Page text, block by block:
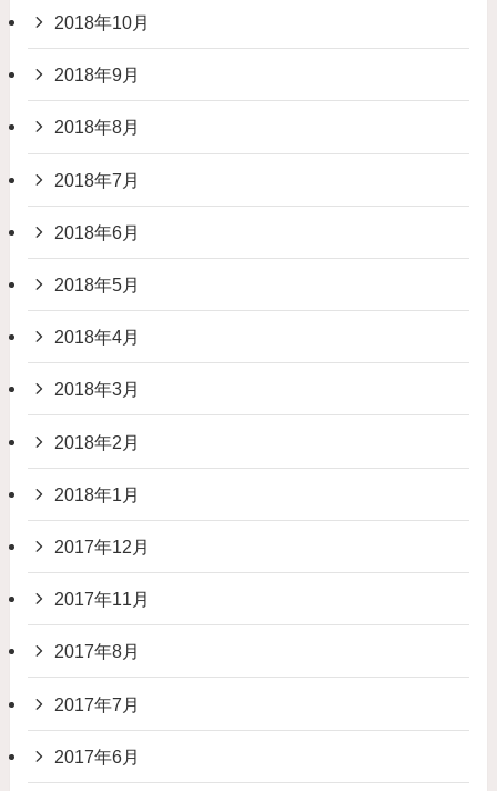
2018年10月
2018年9月
2018年8月
2018年7月
2018年6月
2018年5月
2018年4月
2018年3月
2018年2月
2018年1月
2017年12月
2017年11月
2017年8月
2017年7月
2017年6月